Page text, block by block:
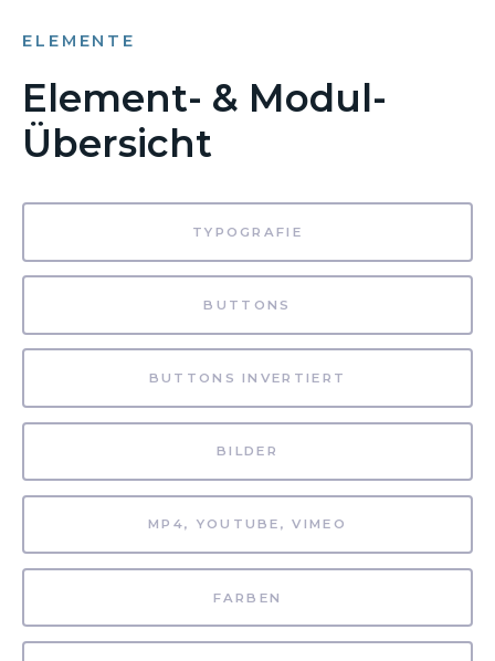
ELEMENTE
Element- & Modul-
Übersicht
TYPOGRAFIE
BUTTONS
BUTTONS INVERTIERT
BILDER
MP4, YOUTUBE, VIMEO
FARBEN